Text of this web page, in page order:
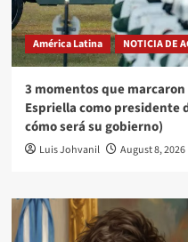
América Latina NOTICIA DE
3 momentos que
Espriella como presidente
cómo será su gobierno)
Luis Johvanil August 8, 2026